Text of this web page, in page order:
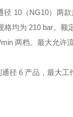
径 10（NG10）两
格均为 210 bar。额
两档。最大允许
径 6 产品，最大工